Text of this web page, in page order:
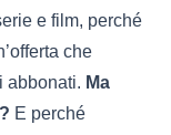
e film, perché
che
abbonati. Ma
E perché